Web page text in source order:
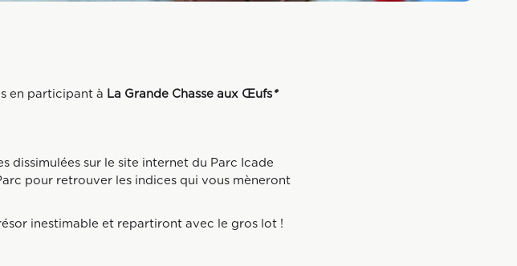
en participant à La Grande Chasse aux Œufs*
dissimulées sur le site internet du Parc Icade
pour retrouver les indices qui vous mèneront
inestimable et repartiront avec le gros lot !